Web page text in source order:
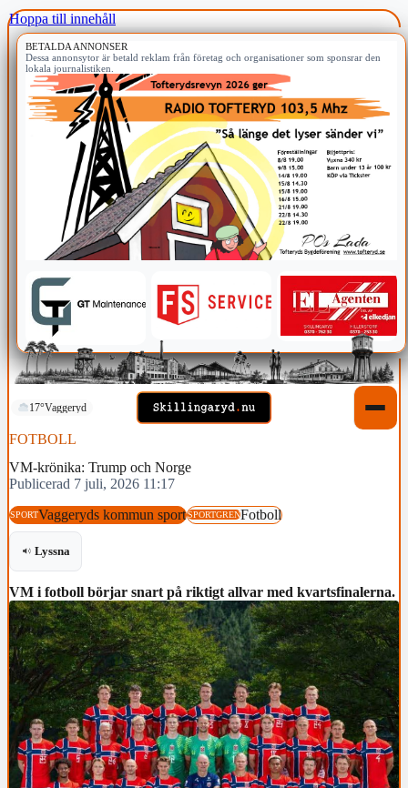
Hoppa till innehåll
BETALDA ANNONSER
Dessa annonsytor är betald reklam från företag och organisationer som sponsrar den
lokala journalistiken.
17°Vaggeryd
FOTBOLL
VM-krönika: Trump och Norge
Publicerad 7 juli, 2026 11:17
SPORTVaggeryds kommun sportSPORTGRENFotboll
Lyssna
VM i fotboll börjar snart på riktigt allvar med kvartsfinalerna.